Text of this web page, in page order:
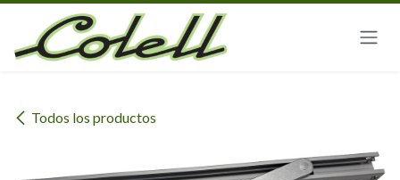
Ir al contenido
Todos los productos